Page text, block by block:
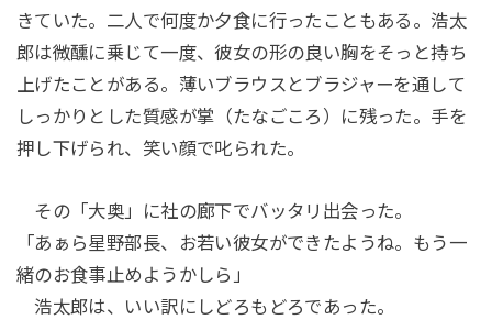
きていた。二人で何度か夕食に行ったこともある。浩太
郎は微醺に乗じて一度、彼女の形の良い胸をそっと持ち
上げたことがある。薄いブラウスとブラジャーを通して
しっかりとした質感が掌（たなごころ）に残った。手を
押し下げられ、笑い顔で叱られた。
その「大奥」に社の廊下でバッタリ出会った。
「あぁら星野部長、お若い彼女ができたようね。もう一
緒のお食事止めようかしら」
浩太郎は、いい訳にしどろもどろであった。